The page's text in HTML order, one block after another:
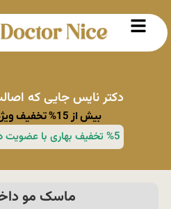
دکتر نایس جایی که
بیش از 15% تخفیف ویژه روی محصولات
%5 تخفیف بهاری با عضویت در کانال بله دکتر نایس
ماسک مو